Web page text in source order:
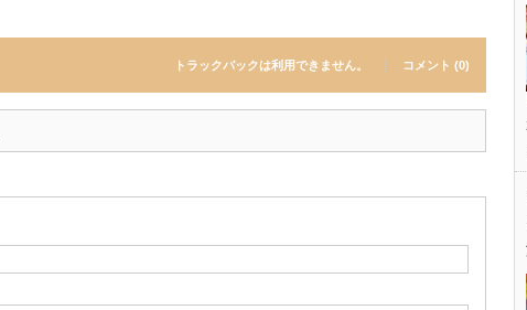
トラックバックは利用できません。 コメント (0)